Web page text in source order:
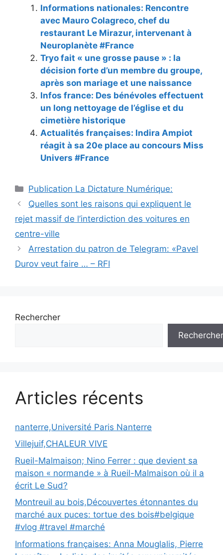
Informations nationales: Rencontre
avec Mauro Colagreco, chef du
restaurant Le Mirazur, intervenant à
Neuroplanète #France
Tryo fait « une grosse pause » : la
décision forte d’un membre du groupe,
après son mariage et une naissance
Infos france: Des bénévoles effectuent
un long nettoyage de l’église et du
cimetière historique
Actualités françaises: Indira Ampiot
réagit à sa 20e place au concours Miss
Univers #France
Catégories
Publication La Dictature Numérique:
Quelles sont les raisons qui expliquent le
rejet massif de l’interdiction des voitures en
centre-ville
Arrestation du patron de Telegram: «Pavel
Durov veut faire … – RFI
Rechercher
Rechercher
Articles récents
nanterre,Université Paris Nanterre
Villejuif,CHALEUR VIVE
Rueil-Malmaison; Nino Ferrer : que devient sa
maison « normande » à Rueil-Malmaison où il a
écrit Le Sud?
Montreuil au bois,Découvertes étonnantes du
marché aux puces: tortue des bois#belgique
#vlog #travel #marché
Informations françaises: Anna Mouglalis, Pierre